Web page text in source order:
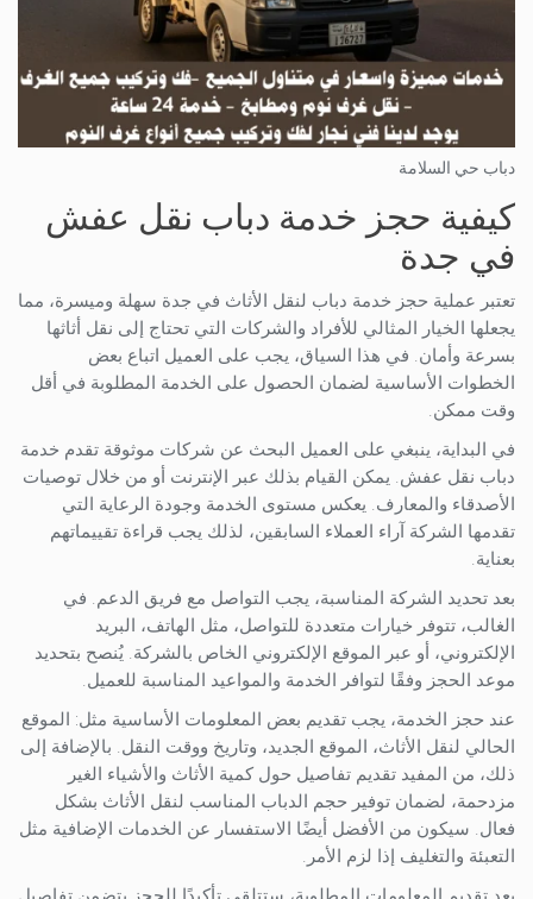
دباب حي السلامة
كيفية حجز خدمة دباب نقل عفش
في جدة
تعتبر عملية حجز خدمة دباب لنقل الأثاث في جدة سهلة وميسرة، مما
يجعلها الخيار المثالي للأفراد والشركات التي تحتاج إلى نقل أثاثها
بسرعة وأمان. في هذا السياق، يجب على العميل اتباع بعض
الخطوات الأساسية لضمان الحصول على الخدمة المطلوبة في أقل
وقت ممكن.
في البداية، ينبغي على العميل البحث عن شركات موثوقة تقدم خدمة
دباب نقل عفش. يمكن القيام بذلك عبر الإنترنت أو من خلال توصيات
الأصدقاء والمعارف. يعكس مستوى الخدمة وجودة الرعاية التي
تقدمها الشركة آراء العملاء السابقين، لذلك يجب قراءة تقييماتهم
بعناية.
بعد تحديد الشركة المناسبة، يجب التواصل مع فريق الدعم. في
الغالب، تتوفر خيارات متعددة للتواصل، مثل الهاتف، البريد
الإلكتروني، أو عبر الموقع الإلكتروني الخاص بالشركة. يُنصح بتحديد
موعد الحجز وفقًا لتوافر الخدمة والمواعيد المناسبة للعميل.
عند حجز الخدمة، يجب تقديم بعض المعلومات الأساسية مثل: الموقع
الحالي لنقل الأثاث، الموقع الجديد، وتاريخ ووقت النقل. بالإضافة إلى
ذلك، من المفيد تقديم تفاصيل حول كمية الأثاث والأشياء الغير
مزدحمة، لضمان توفير حجم الدباب المناسب لنقل الأثاث بشكل
فعال. سيكون من الأفضل أيضًا الاستفسار عن الخدمات الإضافية مثل
التعبئة والتغليف إذا لزم الأمر.